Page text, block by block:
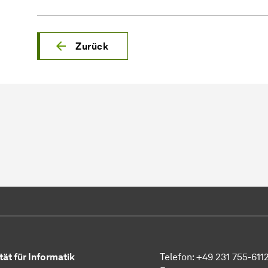
Zurück
für Informatik Telefon: +49 231 755-6112